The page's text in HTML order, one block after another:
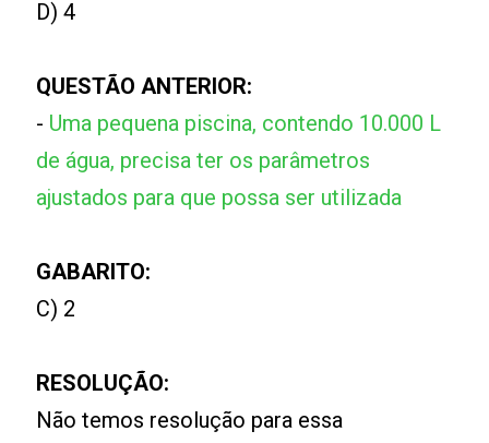
D) 4
QUESTÃO ANTERIOR:
- Uma pequena piscina, contendo 10.000 L
de água, precisa ter os parâmetros
ajustados para que possa ser utilizada
GABARITO:
C) 2
RESOLUÇÃO:
Não temos resolução para essa